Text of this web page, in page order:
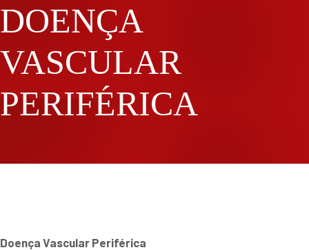
DOENÇA
VASCULAR
PERIFÉRICA
Doença Vascular Periférica